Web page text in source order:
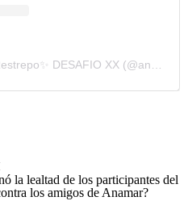
A post shared by Ana María Restrepo✨ DESAFIO XX (@anamar.rpo)
la lealtad de los participantes del
los amigos de Anamar?